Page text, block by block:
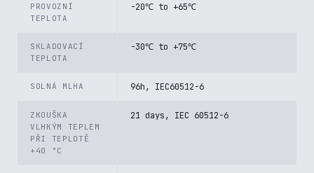
PROVOZNÍ
TEPLOTA
-20℃ to +65℃
SKLADOVACÍ
TEPLOTA
-30℃ to +75℃
SOLNÁ MLHA 96h, IEC60512-6
ZKOUŠKA
VLHKÝM TEPLEM
PŘI TEPLOTĚ
+40 °C
21 days, IEC 60512-6